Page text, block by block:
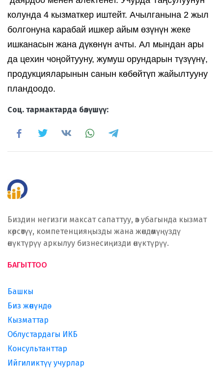
колунда 4 кызматкер иштейт. Ачылганына 2 жыл
болгонуна карабай ишкер айым өзүнүн жеке
ишканасын жана дүкөнүн ачты. Ал мындан ары
да цехин чоңойтууну, жумуш орундарын түзүүнү,
продукцияларынын санын көбөйтүп жайылтууну
пландоодо.
Cоц. тармактарда бөлүшүү:
Биздин негизги максат сапаттуу, өз убагында кызмат
көрсөтүү, компетенцияңызды жана жөндөмүңүздү
өнүктүрүү аркылуу бизнесиңизди өнүктүрүү.
БАГЫТТОО
Башкы
Биз жөнүндө
Кызматтар
Облустардагы ИКБ
Консультанттар
Ийгиликтүү учурлар